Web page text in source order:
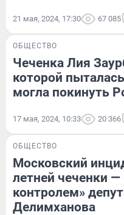
21 мая, 2024, 17:30 67 085
ОБЩЕСТВО
Чеченка Лия
которой
могла покинуть
17 мая, 2024, 10:33 20 366
ОБЩЕСТВО
Московский
летней чеченки
контролем»
Делимханова